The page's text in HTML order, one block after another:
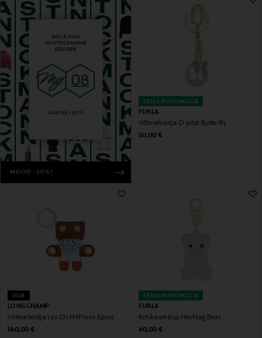
MOOD -20%!
EELIS KUPONGIGA
FURLA
Võtmehoidja Crystal Butterfly
Original Price
50,00 €
UUS
LONGCHAMP
Võtmehoidja Les CHAMPions Epure
Original Price
140,00 €
EELIS KUPONGIGA
FURLA
Kotikaunistus Hashtag Bear
Original Price
40,00 €